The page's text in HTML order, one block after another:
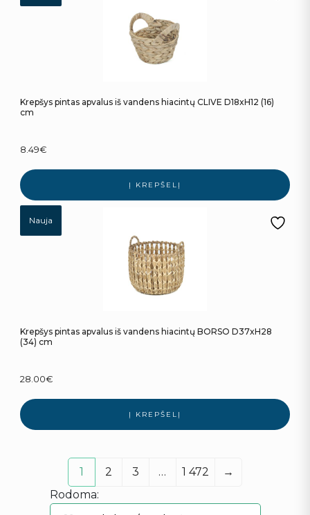
Krepšys pintas apvalus iš vandens hiacintų CLIVE D18xH12 (16)
cm
8.49€
Į KREPŠELĮ
Nauja
Krepšys pintas apvalus iš vandens hiacintų BORSO D37xH28
(34) cm
28.00€
Į KREPŠELĮ
1 2 3 … 1 472
→
Rodoma: